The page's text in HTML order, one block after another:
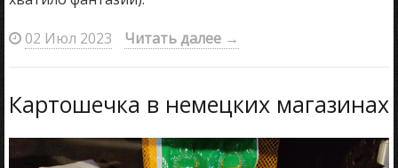
02 Июл 2023
Читать далее →
Картошечка в немецких магазинах